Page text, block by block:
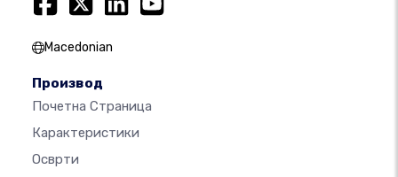
Macedonian
Производ
Почетна Страница
Карактеристики
Осврти